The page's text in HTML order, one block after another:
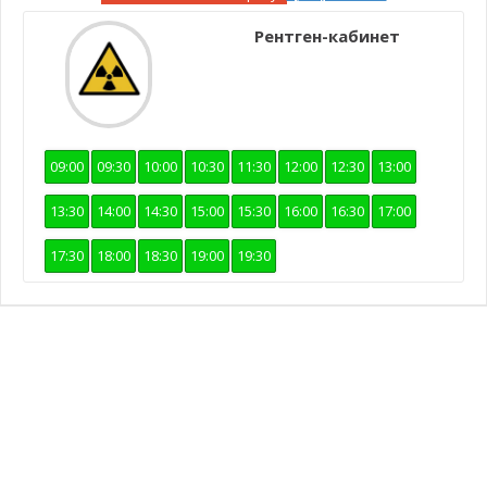
Рентген-кабинет
09:00 09:30 10:00 10:30 11:30 12:00 12:30 13:00
13:30 14:00 14:30 15:00 15:30 16:00 16:30 17:00
17:30 18:00 18:30 19:00 19:30